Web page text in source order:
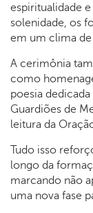
espiritualidade
solenidade, os
em um clima
A cerimônia
como
poesia
Guardiões de
leitura da
Tudo isso
longo da
marcando não
uma nova fase